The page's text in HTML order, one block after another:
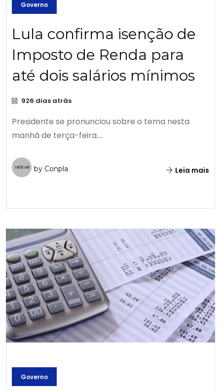
Governo
Lula confirma isenção de
Imposto de Renda para
até dois salários mínimos
926 dias atrás
Presidente se pronunciou sobre o tema nesta
manhã de terça-feira....
by Conpla Leia mais
Governo